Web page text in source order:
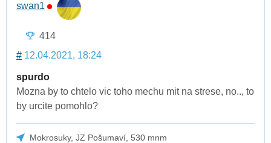
swan1
414
# 12.04.2021, 18:24
spurdo
Mozna by to chtelo vic toho mechu mit na strese, no.., to
by urcite pomohlo?
Mokrosuky, JZ Pošumaví, 530 mnm